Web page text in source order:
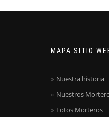
MAPA SITIO
Nuestra historia
Nuestros
Fotos Morteros